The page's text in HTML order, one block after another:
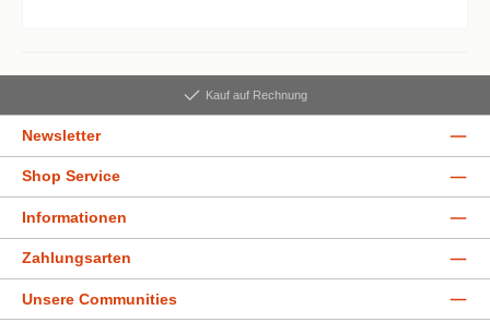
Kauf auf Rechnung
Newsletter
Shop Service
Informationen
Zahlungsarten
Unsere Communities